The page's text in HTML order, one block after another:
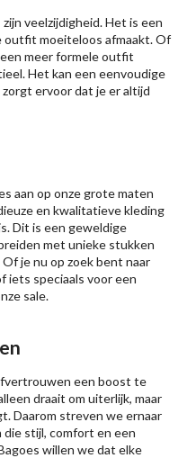
veelzijdigheid. Het is een
outfit moeiteloos afmaakt. Of
meer formele outfit
Het kan een eenvoudige
ervoor dat je er altijd
aan op onze grote maten
en kwalitatieve kleding
Dit is een geweldige
met unieke stukken
je nu op zoek bent naar
iets speciaals voor een
sale.
een boost te
draait om uiterlijk, maar
Daarom streven we ernaar
stijl, comfort en een
willen we dat elke